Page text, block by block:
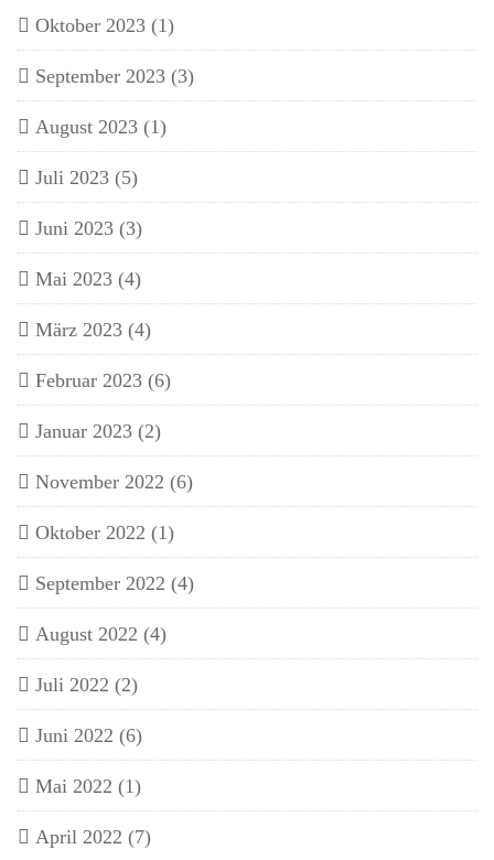
Oktober 2023 (1)
September 2023 (3)
August 2023 (1)
Juli 2023 (5)
Juni 2023 (3)
Mai 2023 (4)
März 2023 (4)
Februar 2023 (6)
Januar 2023 (2)
November 2022 (6)
Oktober 2022 (1)
September 2022 (4)
August 2022 (4)
Juli 2022 (2)
Juni 2022 (6)
Mai 2022 (1)
April 2022 (7)